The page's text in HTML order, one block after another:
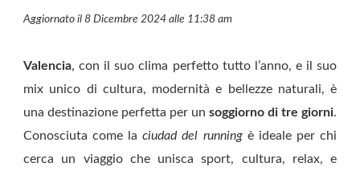
Sport
Aggiornato il 8 Dicembre 2024 alle 11:38 am
Valencia, con il suo clima perfetto tutto l’anno, e il suo
mix unico di cultura, modernità e bellezze naturali, è
una destinazione perfetta per un soggiorno di tre giorni.
Conosciuta come laciudad del runningè ideale per chi
cerca un viaggio che unisca sport, cultura, relax, e